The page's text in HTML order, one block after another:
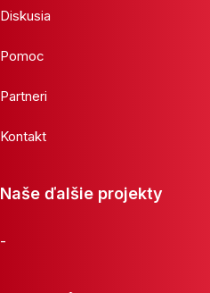
Diskusia
Pomoc
Partneri
Kontakt
Naše ďalšie projekty
-